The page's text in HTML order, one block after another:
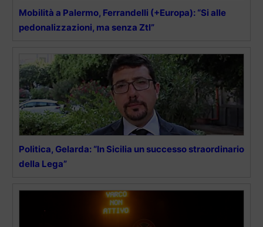
Mobilità a Palermo, Ferrandelli (+Europa): “Si alle
pedonalizzazioni, ma senza Ztl”
Politica, Gelarda: “In Sicilia un successo straordinario
della Lega”